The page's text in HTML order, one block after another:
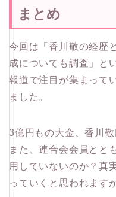
まとめ
今回は「香川敬の経歴
成についても調査」と
報道で注目が集まって
ました。
3億円もの大金、香川
また、連合会会員とと
用していないのか？真
っていくと思われますが